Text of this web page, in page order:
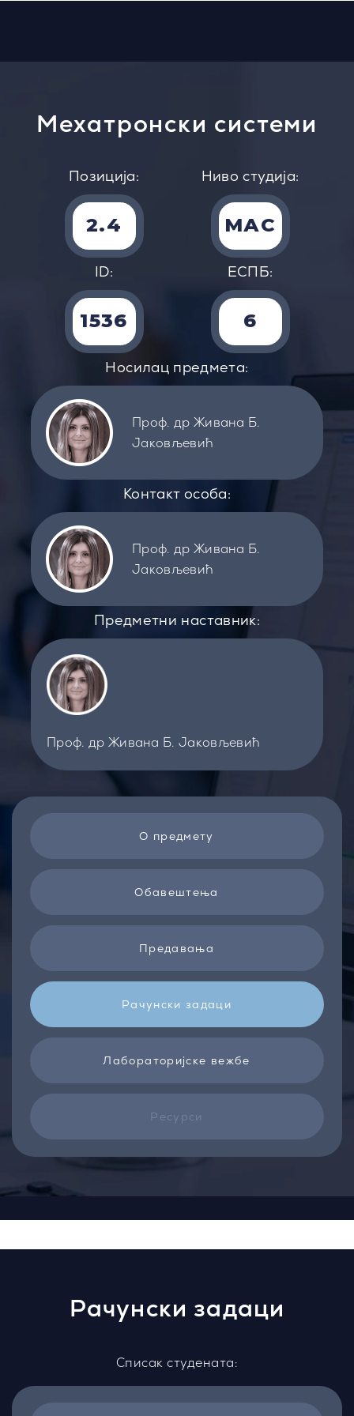
Мехатронски системи
Позиција:
2.4
Ниво студија:
МАС
ID:
1536
EСПБ:
6
Носилац предмета:
Проф. др Живана Б.
Јаковљевић
Контакт особа:
Проф. др Живана Б.
Јаковљевић
Предметни наставник:
Проф. др Живана Б. Јаковљевић
О предмету
Обавештења
Предавања
Рачунски задаци
Лабораторијске вежбе
Ресурси
Рачунски задаци
Списак студената: